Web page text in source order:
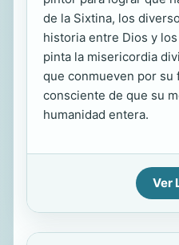
de la Sixtina, los
historia entre Dios y
pinta la misericordia
que conmueven por su
consciente de que su
humanidad entera.
Ver